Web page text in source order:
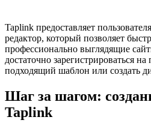
Taplink предоставляет
редактор, который позволяет
профессионально выглядящие
достаточно зарегистрироваться
подходящий шаблон или создать
Шаг за шагом:
Taplink